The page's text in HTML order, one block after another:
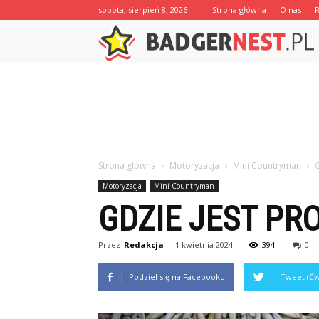
sobota, sierpień 8, 2026 Strona główna O nas
Strona główna Motoryzacja Mini Countryman
Motoryzacja Mini Countryman
GDZIE JEST
Przez Redakcja - 1 kwietnia 2024 394 0
Podziel się na Facebooku Tweet